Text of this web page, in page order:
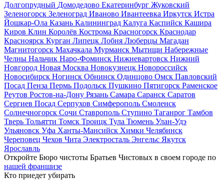
Долгопрудный Домодедово Екатеринбург Жуковский
Зеленогорск Зеленоград Иваново Ивантеевка Иркутск Истра
Йошкар-Ола Казань Калининград Калуга Каспийск Кашира
Киров Клин Королёв Кострома Красногорск Краснодар
Красноярск Курган Липецк Лобня Люберцы Магадан
Магнитогорск Махачкала Мурманск Мытищи Набережные
Челны Нальчик Наро-Фоминск Нижневартовск Нижний
Новгород Новая Москва Новокузнецк Новороссийск
Новосибирск Ногинск Обнинск Одинцово Омск Павловский
Посад Пенза Пермь Подольск Пушкино Пятигорск Раменское
Реутов Ростов-на-Дону Рязань Самара Саранск Саратов
Сергиев Посад Серпухов Симферополь Смоленск
Солнечногорск Сочи Ставрополь Ступино Таганрог Тамбов
Тверь Тольятти Томск Троицк Тула Тюмень Улан-Удэ
Ульяновск Уфа Ханты-Мансийск Химки Челябинск
Череповец Чехов Чита Электросталь Энгельс Якутск
Ярославль
Откройте Бюро чистоты Братьев Чистовых в своем городе по
нашей франшизе
Кто приедет убирать